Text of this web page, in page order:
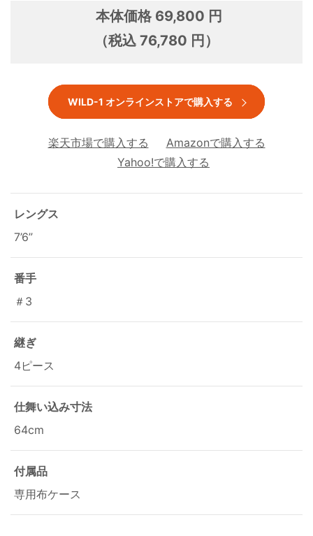
本体価格 69,800 円
（税込 76,780 円）
WILD-1 オンラインストアで購入する
楽天市場で購入する
Amazonで購入する
Yahoo!で購入する
レングス
7’6”
番手
＃3
継ぎ
4ピース
仕舞い込み寸法
64cm
付属品
専用布ケース